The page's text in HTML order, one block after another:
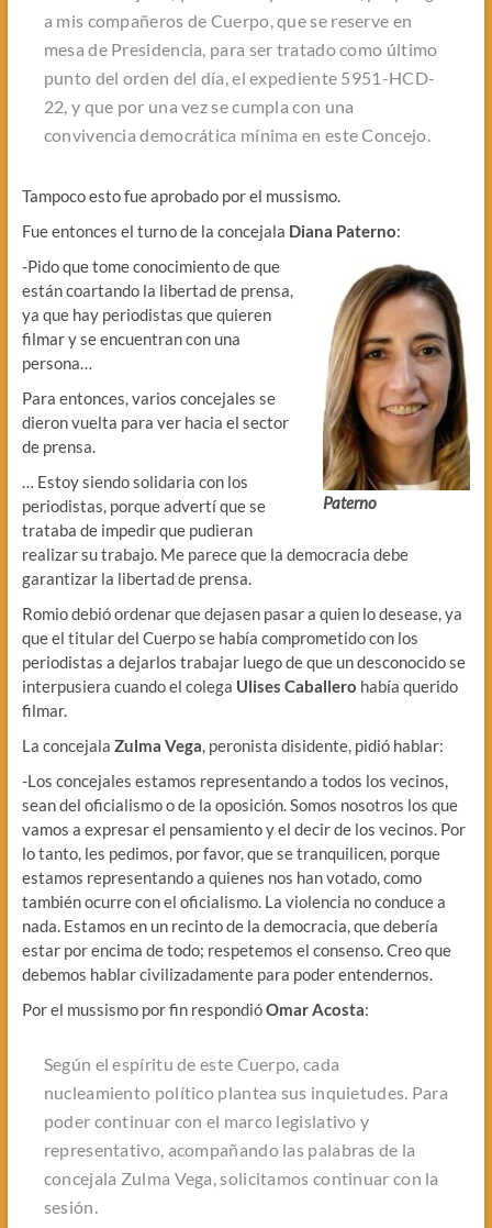
a mis compañeros de Cuerpo, que se reserve en
mesa de Presidencia, para ser tratado como último
punto del orden del día, el expediente 5951-HCD-
22, y que por una vez se cumpla con una
convivencia democrática mínima en este Concejo.
Tampoco esto fue aprobado por el mussismo.
Fue entonces el turno de la concejala Diana Paterno:
Paterno
-Pido que tome conocimiento de que
están coartando la libertad de prensa,
ya que hay periodistas que quieren
filmar y se encuentran con una
persona…
Para entonces, varios concejales se
dieron vuelta para ver hacia el sector
de prensa.
… Estoy siendo solidaria con los
periodistas, porque advertí que se
trataba de impedir que pudieran
realizar su trabajo. Me parece que la democracia debe
garantizar la libertad de prensa.
Romio debió ordenar que dejasen pasar a quien lo desease, ya
que el titular del Cuerpo se había comprometido con los
periodistas a dejarlos trabajar luego de que un desconocido se
interpusiera cuando el colega Ulises Caballero había querido
filmar.
La concejala Zulma Vega, peronista disidente, pidió hablar:
-Los concejales estamos representando a todos los vecinos,
sean del oficialismo o de la oposición. Somos nosotros los que
vamos a expresar el pensamiento y el decir de los vecinos. Por
lo tanto, les pedimos, por favor, que se tranquilicen, porque
estamos representando a quienes nos han votado, como
también ocurre con el oficialismo. La violencia no conduce a
nada. Estamos en un recinto de la democracia, que debería
estar por encima de todo; respetemos el consenso. Creo que
debemos hablar civilizadamente para poder entendernos.
Por el mussismo por fin respondióOmar Acosta:
Según el espíritu de este Cuerpo, cada
nucleamiento político plantea sus inquietudes. Para
poder continuar con el marco legislativo y
representativo, acompañando las palabras de la
concejala Zulma Vega, solicitamos continuar con la
sesión.